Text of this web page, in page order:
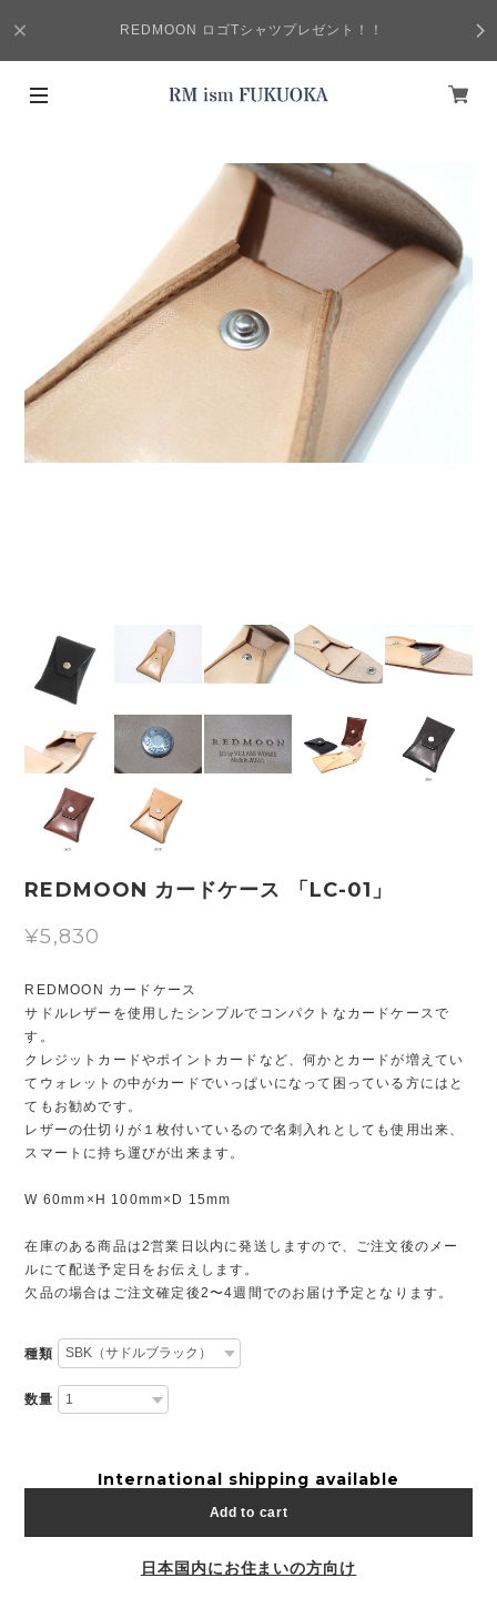
REDMOON ロゴTシャツプレゼント！！
REDMOON カードケース 「LC-01」
¥5,830
REDMOON カードケース
サドルレザーを使用したシンプルでコンパクトなカードケースで
す。
クレジットカードやポイントカードなど、何かとカードが増えてい
てウォレットの中がカードでいっぱいになって困っている方にはと
てもお勧めです。
レザーの仕切りが１枚付いているので名刺入れとしても使用出来、
スマートに持ち運びが出来ます。
W 60mm×H 100mm×D 15mm
在庫のある商品は2営業日以内に発送しますので、ご注文後のメー
ルにて配送予定日をお伝えします。
欠品の場合はご注文確定後2〜4週間でのお届け予定となります。
種類
数量
International shipping available
Add to cart
日本国内にお住まいの方向け